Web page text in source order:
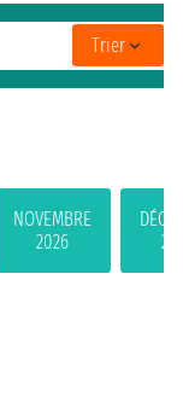
NOVEMBRE
2026
Trier